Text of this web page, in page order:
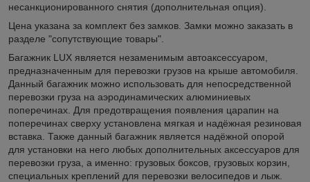
несанкционированного снятия (дополнительная опция).
Цена указана за комплект без замков. Замки можно заказать в
разделе "сопутствующие товары".
Багажник LUX является незаменимым автоаксессуаром,
предназначенным для перевозки грузов на крыше автомобиля.
Данный багажник можно использовать для непосредственной
перевозки груза на аэродинамических алюминиевых
поперечинах. Для предотвращения появления царапин на
поперечинах сверху установлена мягкая и надёжная резиновая
вставка. Также данный багажник является надёжной опорой
для установки на него любых дополнительных аксессуаров для
перевозки груза, а именно: грузовых боксов, грузовых корзин,
специальных креплений для перевозки велосипедов и лыж.